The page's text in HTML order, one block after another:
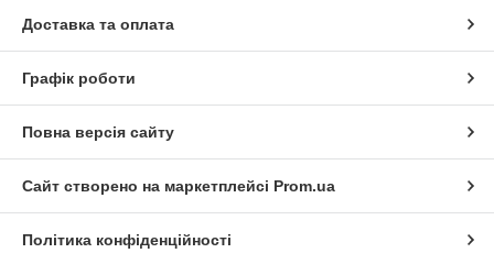
Доставка та оплата
Графік роботи
Повна версія сайту
Сайт створено на маркетплейсі Prom.ua
Політика конфіденційності